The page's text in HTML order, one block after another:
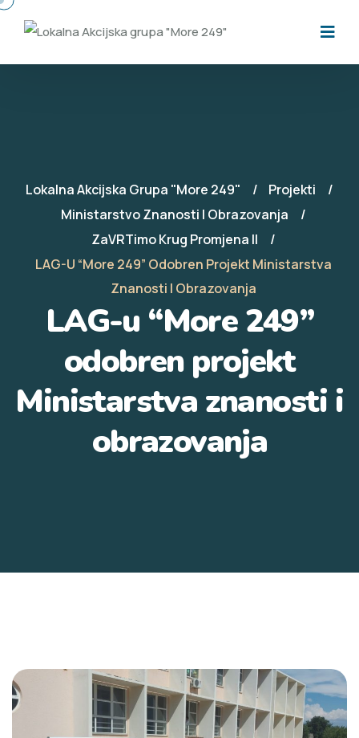
Lokalna Akcijska Grupa "More 249"
Projekti
Ministarstvo Znanosti I Obrazovanja
ZaVRTimo Krug Promjena II
LAG-U “More 249” Odobren Projekt Ministarstva
Znanosti I Obrazovanja
LAG-u “More 249”
odobren projekt
Ministarstva znanosti i
obrazovanja